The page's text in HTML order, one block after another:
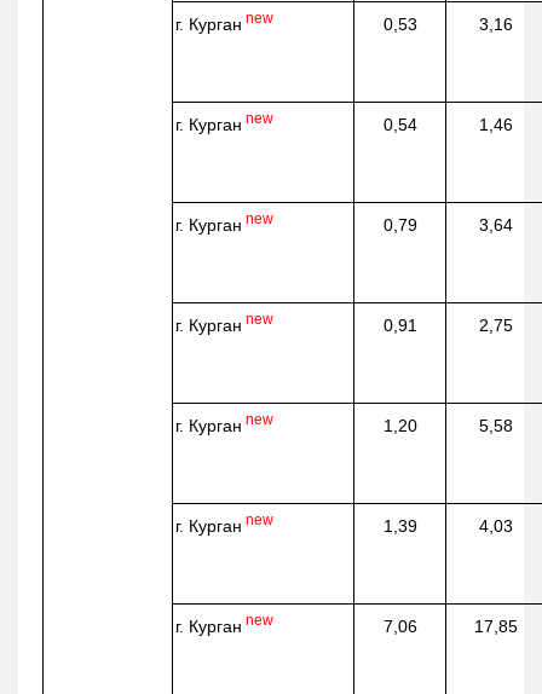
г. Курган new 0,53 3,16
г. Курган new 0,54 1,46
г. Курган new 0,79 3,64
г. Курган new 0,91 2,75
г. Курган new 1,20 5,58
г. Курган new 1,39 4,03
г. Курган new 7,06 17,85